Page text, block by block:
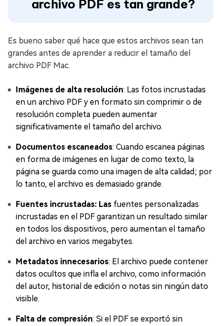
archivo PDF es tan grande?
Es bueno saber qué hace que estos archivos sean tan
grandes antes de aprender a reducir el tamaño del
archivo PDF Mac.
Imágenes de alta resolución: Las fotos incrustadas
en un archivo PDF y en formato sin comprimir o de
resolución completa pueden aumentar
significativamente el tamaño del archivo.
Documentos escaneados: Cuando escanea páginas
en forma de imágenes en lugar de como texto, la
página se guarda como una imagen de alta calidad; por
lo tanto, el archivo es demasiado grande.
Fuentes incrustadas: Las fuentes personalizadas
incrustadas en el PDF garantizan un resultado similar
en todos los dispositivos, pero aumentan el tamaño
del archivo en varios megabytes.
Metadatos innecesarios: El archivo puede contener
datos ocultos que infla el archivo, como información
del autor, historial de edición o notas sin ningún dato
visible.
Falta de compresión: Si el PDF se exportó sin